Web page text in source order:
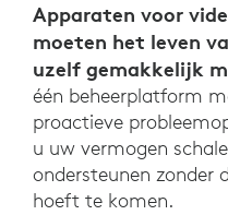
Apparaten voor
moeten het leven
uzelf gemakkelijk
één beheerplatform
proactieve
u uw vermogen
ondersteunen zonder
hoeft te komen.